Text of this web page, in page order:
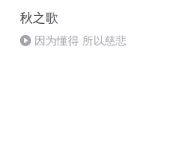
秋之歌
因为懂得 所以慈悲